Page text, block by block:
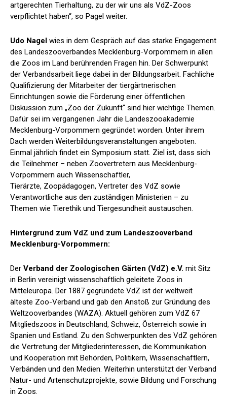
artgerechten Tierhaltung, zu der wir uns als VdZ-Zoos
verpflichtet haben“, so Pagel weiter.
Udo Nagel wies in dem Gespräch auf das starke Engagement
des Landeszooverbandes Mecklenburg-Vorpommern in allen
die Zoos im Land berührenden Fragen hin. Der Schwerpunkt
der Verbandsarbeit liege dabei in der Bildungsarbeit. Fachliche
Qualifizierung der Mitarbeiter der tiergärtnerischen
Einrichtungen sowie die Förderung einer öffentlichen
Diskussion zum „Zoo der Zukunft“ sind hier wichtige Themen.
Dafür sei im vergangenen Jahr die Landeszooakademie
Mecklenburg-Vorpommern gegründet worden. Unter ihrem
Dach werden Weiterbildungsveranstaltungen angeboten.
Einmal jährlich findet ein Symposium statt. Ziel ist, dass sich
die Teilnehmer – neben Zoovertretern aus Mecklenburg-
Vorpommern auch Wissenschaftler,
Tierärzte, Zoopädagogen, Vertreter des VdZ sowie
Verantwortliche aus den zuständigen Ministerien – zu
Themen wie Tierethik und Tiergesundheit austauschen.
Hintergrund zum VdZ und zum Landeszooverband
Mecklenburg-Vorpommern:
Der Verband der Zoologischen Gärten (VdZ) e.V. mit Sitz
in Berlin vereinigt wissenschaftlich geleitete Zoos in
Mitteleuropa. Der 1887 gegründete VdZ ist der weltweit
älteste Zoo-Verband und gab den Anstoß zur Gründung des
Weltzooverbandes (WAZA). Aktuell gehören zum VdZ 67
Mitgliedszoos in Deutschland, Schweiz, Österreich sowie in
Spanien und Estland. Zu den Schwerpunkten des VdZ gehören
die Vertretung der Mitgliederinteressen, die Kommunikation
und Kooperation mit Behörden, Politikern, Wissenschaftlern,
Verbänden und den Medien. Weiterhin unterstützt der Verband
Natur- und Artenschutzprojekte, sowie Bildung und Forschung
in Zoos.